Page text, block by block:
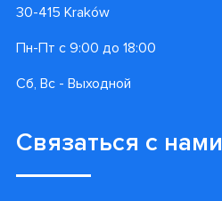
30-415 Kraków
Пн-Пт с 9:00 до 18:00
Сб, Вс - Выходной
Связаться с нами